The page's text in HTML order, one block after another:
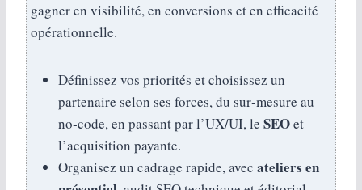
gagner en visibilité, en conversions et en efficacité
opérationnelle.
Définissez vos priorités et choisissez un
partenaire selon ses forces, du sur‑mesure au
no‑code, en passant par l’UX/UI, le SEOet
l’acquisition payante.
Organisez un cadrage rapide, avec ateliers en